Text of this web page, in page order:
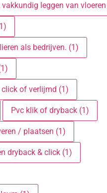
leggen van
als bedrijven. (1)
click of verlijmd (1)
Pvc klik of dryback (1)
/ plaatsen (1)
dryback & click (1)